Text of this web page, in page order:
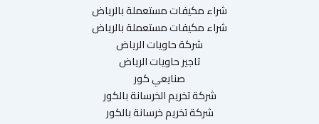
شراء مكيفات مستعملة بالرياض
شراء مكيفات مستعملة بالرياض
شركة حاويات الرياض
تاجير حاويات الرياض
صنايعي كور
شركة تخريم الخرسانة بالكور
شركة تخريم خرسانة بالكور